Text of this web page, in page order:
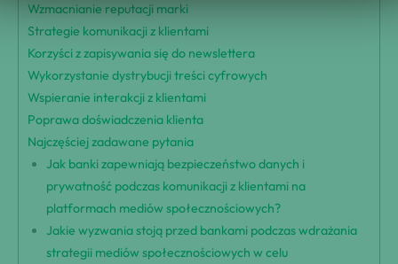
Wzmacnianie reputacji marki
Strategie komunikacji z klientami
Korzyści z zapisywania się do newslettera
Wykorzystanie dystrybucji treści cyfrowych
Wspieranie interakcji z klientami
Poprawa doświadczenia klienta
Najczęściej zadawane pytania
Jak banki zapewniają bezpieczeństwo danych i
prywatność podczas komunikacji z klientami na
platformach mediów społecznościowych?
Jakie wyzwania stoją przed bankami podczas wdrażania
strategii mediów społecznościowych w celu